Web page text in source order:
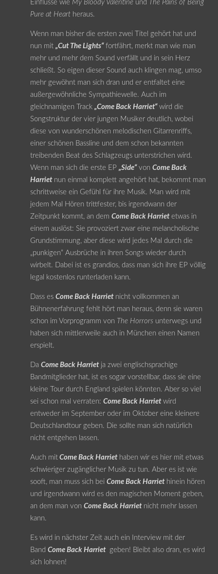
Einflüsse wie My Bloody Valentineund The Pains of Being
Pure at Heartheraus.
Wenn man bisher die ersten zwei Titel gehört hat und
nun mit „Cut The Lights“fortfährt, merkt man wie man
mehr und mehr dem Sound verfällt und in sein Herz
schließt. So eigen dieser Sound auch klingen mag, umso
mehr gewöhnt man sich dran und er entfaltet eine
außergewöhnliche Sympathiewelle. Auch im
gleichnamigen Track „Come Back Harriet“wird die
Songstruktur der vier jungen Musiker deutlich, wobei
diese von wunderschönen melodischen Gitarrenriffs,
einer schönen Bassline und dem schon bekannten
treibenden Beat des Schlagzeugs unterstrichen wird.
Wenn man sich die erste EP „Side“von Come Back
Harrietnun einmal komplett angehört hat, bekommt man
schrittweise ein Gefühl für ihre Musik. Man wird mit
jedem Mal Hören trittfester, bis irgendwann der
Zeitpunkt kommt, an dem Come Back Harrietetwas in
einem auslöst: Sie provoziert zwar eine melancholische
Grundstimmung, aber diese wird jedes Mal durch die
„punkigen“ Ausbrüche in ihren Songs wieder durch
wirbelt. Dabei ist es grandios, dass man sich ihre EP völlig
legal kostenlos runterladen kann.
Dass es Come Back Harrietnicht vollkommen an
Bühnenerfahrung fehlt hört man heraus, denn sie waren
schon im Vorprogramm von The Horrors unterwegs und
haben sich mittlerweile auch in München einen Namen
erspielt.
Da Come Back Harrietja zwei englischsprachige
Bandmitglieder hat, ist es sogar vorstellbar, dass sie eine
kleine Tour durch England spielen könnten. Aber so viel
sei schon mal verraten: Come Back Harrietwird
entweder im September oder im Oktober eine kleinere
Deutschlandtour geben. Die sollte man sich natürlich
nicht entgehen lassen.
Auch mitCome Back Harriethaben wir es hier mit etwas
schwieriger zugänglicher Musik zu tun. Aber es ist wie
sooft, man muss sich bei Come Back Harriethinein hören
und irgendwann wird es den magischen Moment geben,
an dem man von Come Back Harrietnicht mehr lassen
kann.
Es wird in nächster Zeit auch ein Interview mit der
Band Come Back Harrietgeben! Bleibt also dran, es wird
sich lohnen!